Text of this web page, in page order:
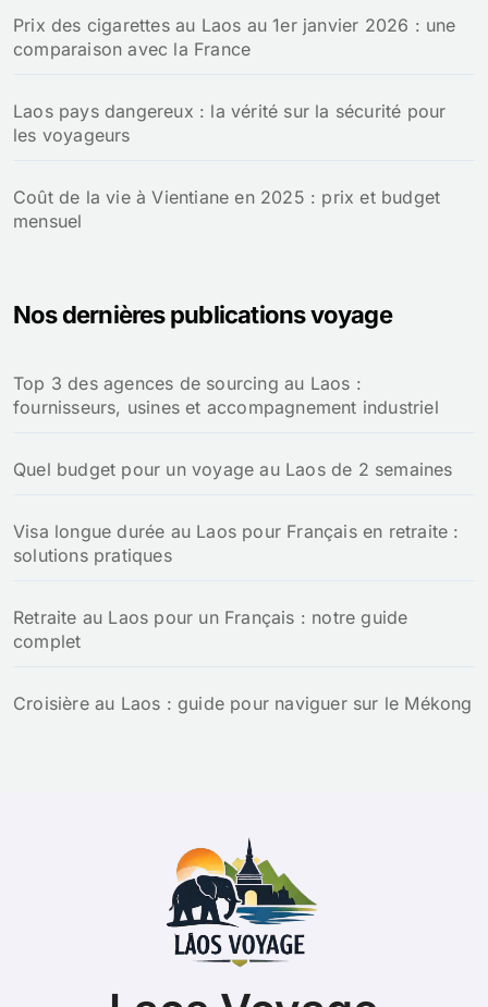
Prix des cigarettes au Laos au 1er janvier 2026 : une
comparaison avec la France
Laos pays dangereux : la vérité sur la sécurité pour
les voyageurs
Coût de la vie à Vientiane en 2025 : prix et budget
mensuel
Nos dernières publications voyage
Top 3 des agences de sourcing au Laos :
fournisseurs, usines et accompagnement industriel
Quel budget pour un voyage au Laos de 2 semaines
Visa longue durée au Laos pour Français en retraite :
solutions pratiques
Retraite au Laos pour un Français : notre guide
complet
Croisière au Laos : guide pour naviguer sur le Mékong